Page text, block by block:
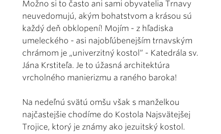
Možno si to často ani sami obyvatelia Trnavy
neuvedomujú, akým bohatstvom a krásou sú
každý deň obklopení! Mojím - z hľadiska
umeleckého - asi najobľúbenejším trnavským
chrámom je „univerzitný kostol“ - Katedrála sv.
Jána Krstiteľa. Je to úžasná architektúra
vrcholného manierizmu a raného baroka!
Na nedeľnú svätú omšu však s manželkou
najčastejšie chodíme do Kostola Najsvätejšej
Trojice, ktorý je známy ako jezuitský kostol.